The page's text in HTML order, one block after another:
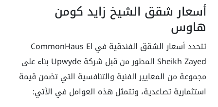
أسعار شقق الشيخ زايد كومن
هاوس
تتحدد أسعار الشقق الفندقية في CommonHaus El
Sheikh Zayed المطور من قبل شركة Upwyde بناء على
مجموعة من المعايير الفنية والتنافسية التي تضمن قيمة
استثمارية تصاعدية، وتتمثل هذه العوامل في الآتي: